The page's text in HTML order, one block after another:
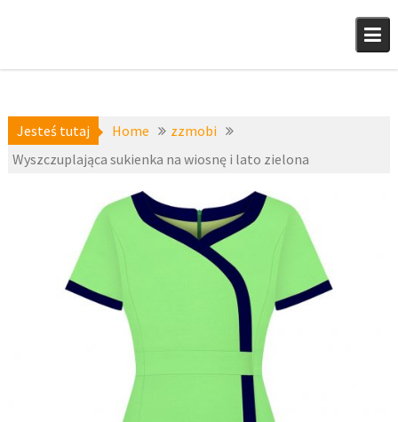
Jesteś tutaj Home
zzmobi
Wyszczuplająca sukienka na wiosnę i lato zielona
2016
fashion4u.pl
a-
niedostepne,
zzmobi